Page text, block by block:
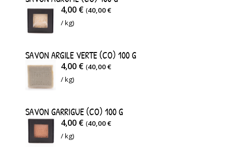
4,00 € (40,00 €
/ kg)
SAVON ARGILE VERTE (CO) 100 G
4,00 € (40,00 €
/ kg)
SAVON GARRIGUE (CO) 100 G
4,00 € (40,00 €
/ kg)